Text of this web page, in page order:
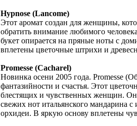
Hypnose (Lancome)
Этот аромат создан для женщины,
обратить внимание любимого
букет опирается на пряные ноты с
вплетены цветочные штрихи и
Promesse (Cacharel)
Новинка осени 2005 года. Promesse
фантазийности и счастья. Этот
блестящих и чувственных женщин. Он
свежих нот итальянского мандарина
орхидеи. В яркую основу вплетены